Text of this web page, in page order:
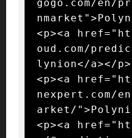
gogo.com/
<p><a
oud.com/
lynion</a></p>
<p><a
nexpert.com/
arket/
<p><a